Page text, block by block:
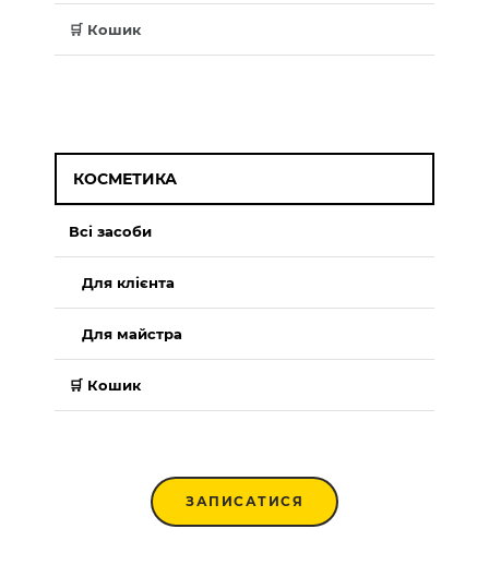
🛒 Кошик
КОСМЕТИКА
Всі засоби
Для клієнта
Для майстра
🛒 Кошик
ЗАПИСАТИСЯ